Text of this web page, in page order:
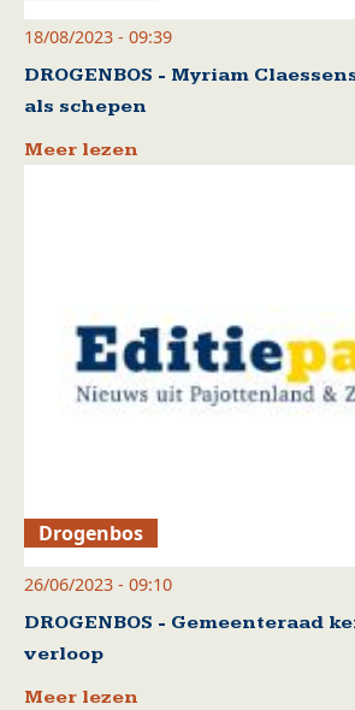
18/08/2023 - 09:39
DROGENBOS - Myriam
als schepen
Meer lezen
Drogenbos
26/06/2023 - 09:10
DROGENBOS - Gemeenteraad
verloop
Meer lezen